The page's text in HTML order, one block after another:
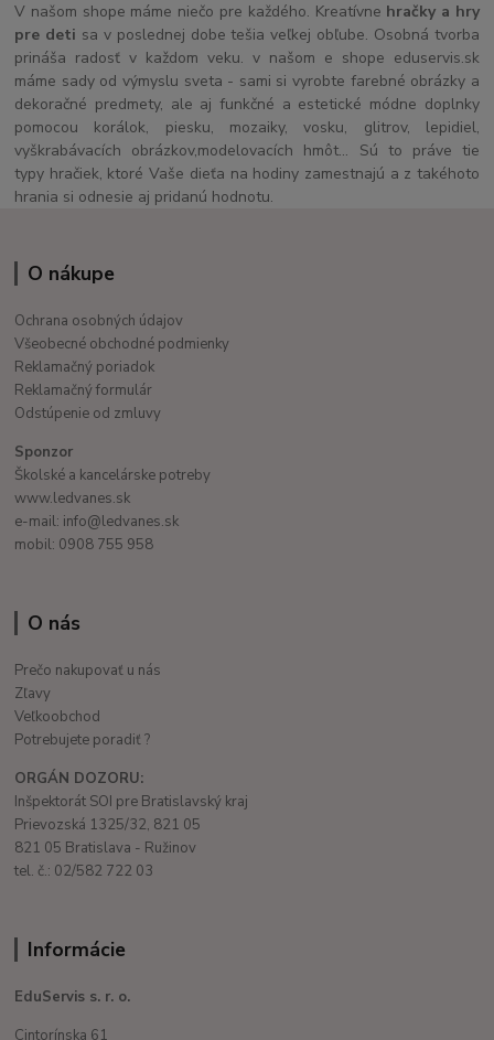
V našom shope máme niečo pre každého. Kreatívne hračky a hry
pre deti sa v poslednej dobe tešia veľkej obľube. Osobná tvorba
prináša radosť v každom veku. v našom e shope eduservis.sk
máme sady od výmyslu sveta - sami si vyrobte farebné obrázky a
dekoračné predmety, ale aj funkčné a estetické módne doplnky
pomocou korálok, piesku, mozaiky, vosku, glitrov, lepidiel,
vyškrabávacích obrázkov,modelovacích hmôt... Sú to práve tie
typy hračiek, ktoré Vaše dieťa na hodiny zamestnajú a z takéhoto
hrania si odnesie aj pridanú hodnotu.
O nákupe
Ochrana osobných údajov
Všeobecné obchodné podmienky
Reklamačný poriadok
Reklamačný formulár
Odstúpenie od zmluvy
Sponzor
Školské a kancelárske potreby
www.ledvanes.sk
e-mail: info@ledvanes.sk
mobil: 0908 755 958
O nás
Prečo nakupovať u nás
Zľavy
Veľkoobchod
Potrebujete poradiť ?
ORGÁN DOZORU:
Inšpektorát SOI pre Bratislavský kraj
Prievozská 1325/32, 821 05
821 05 Bratislava - Ružinov
tel. č.: 02/582 722 03
Informácie
EduServis s. r. o.
Cintorínska 61